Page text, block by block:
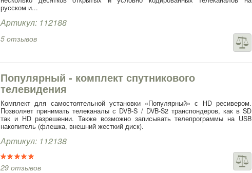
русском и...
Артикул: 112188
5 отзывов
Популярный - комплект спутникового
телевидения
Комплект для самостоятельной установки «Популярный» с HD ресивером.
Позволяет принимать телеканалы с DVB-S / DVB-S2 транспондеров, как в SD
так и HD разрешении. Также возможно записывать телепрограммы на USB
накопитель (флешка, внешний жесткий диск).
Артикул: 112138
29 отзывов